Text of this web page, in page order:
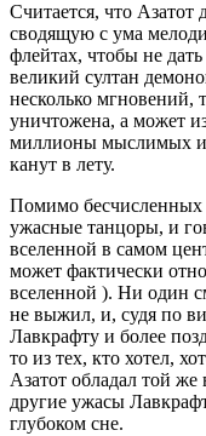
Считается, что Азатот
сводящую с ума
флейтах, чтобы не
великий султан
несколько мгновений,
уничтожена, а может
миллионы мыслимых
канут в лету.
Помимо бесчисленных
ужасные танцоры, и
вселенной в самом
может фактически
вселенной ). Ни один
не выжил, и, судя по
Лавкрафту и более
то из тех, кто хотел,
Азатот обладал той
другие ужасы
глубоком сне.